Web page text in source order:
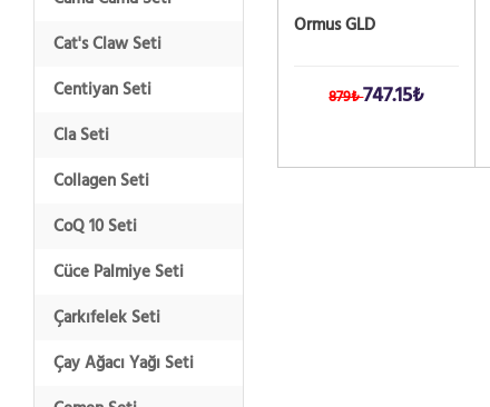
Cat's Claw Seti
Centiyan Seti
Cla Seti
Collagen Seti
CoQ 10 Seti
Cüce Palmiye Seti
Çarkıfelek Seti
Çay Ağacı Yağı Seti
Ormus GLD
879₺747.15₺